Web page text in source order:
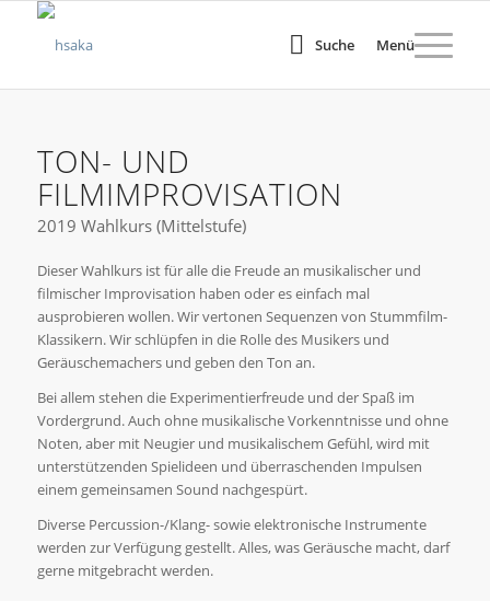
Suche Menü
TON- UND
FILMIMPROVISATION
2019 Wahlkurs (Mittelstufe)
Dieser Wahlkurs ist für alle die Freude an musikalischer und
filmischer Improvisation haben oder es einfach mal
ausprobieren wollen. Wir vertonen Sequenzen von Stummfilm-
Klassikern. Wir schlüpfen in die Rolle des Musikers und
Geräuschemachers und geben den Ton an.
Bei allem stehen die Experimentierfreude und der Spaß im
Vordergrund. Auch ohne musikalische Vorkenntnisse und ohne
Noten, aber mit Neugier und musikalischem Gefühl, wird mit
unterstützenden Spielideen und überraschenden Impulsen
einem gemeinsamen Sound nachgespürt.
Diverse Percussion-/Klang- sowie elektronische Instrumente
werden zur Verfügung gestellt. Alles, was Geräusche macht, darf
gerne mitgebracht werden.